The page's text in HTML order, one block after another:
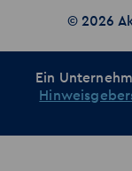
© 2026
Ein